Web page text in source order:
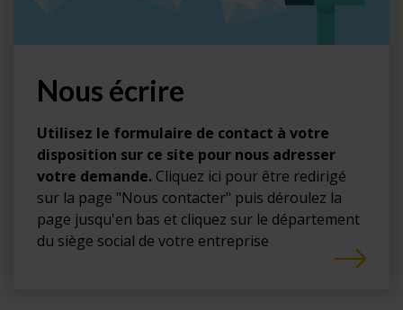
Nous écrire
Utilisez le formulaire de contact à votre
disposition sur ce site pour nous adresser
votre demande. Cliquez ici pour être redirigé
sur la page "Nous contacter" puis déroulez la
page jusqu'en bas et cliquez sur le département
du siège social de votre entreprise